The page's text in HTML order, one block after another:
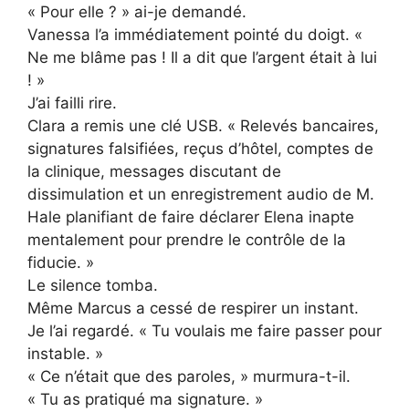
« Pour elle ? » ai-je demandé.
Vanessa l’a immédiatement pointé du doigt. «
Ne me blâme pas ! Il a dit que l’argent était à lui
! »
J’ai failli rire.
Clara a remis une clé USB. « Relevés bancaires,
signatures falsifiées, reçus d’hôtel, comptes de
la clinique, messages discutant de
dissimulation et un enregistrement audio de M.
Hale planifiant de faire déclarer Elena inapte
mentalement pour prendre le contrôle de la
fiducie. »
Le silence tomba.
Même Marcus a cessé de respirer un instant.
Je l’ai regardé. « Tu voulais me faire passer pour
instable. »
« Ce n’était que des paroles, » murmura-t-il.
« Tu as pratiqué ma signature. »